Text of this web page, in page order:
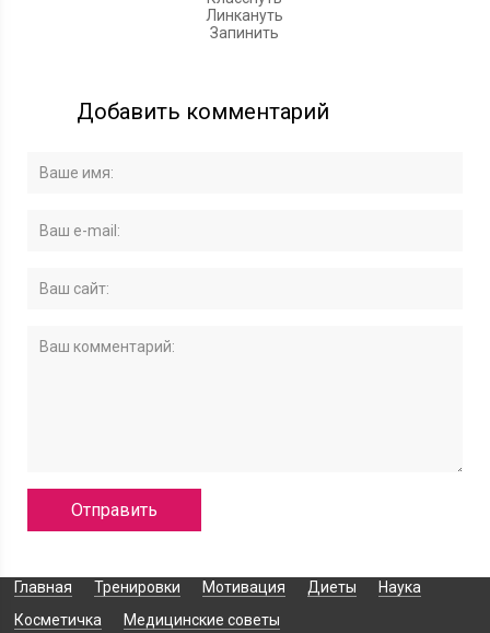
Линкануть
Запинить
Добавить комментарий
Главная Тренировки Мотивация Диеты
Наука
Косметичка
Медицинские советы